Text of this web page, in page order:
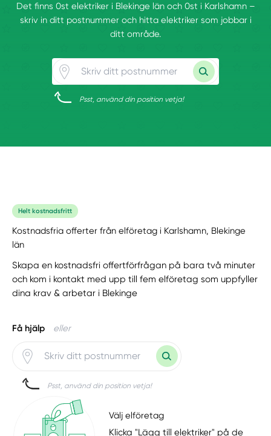
Det finns 0st elektriker i Blekinge län och 0st i Karlshamn –
skriv in ditt postnummer och hitta elektriker som jobbar i
ditt område.
Psst, använd din position vetja!
Helt kostnadsfritt
Kostnadsfria offerter från elföretag i Karlshamn, Blekinge
län
Skapa en kostnadsfri offertförfrågan på bara två minuter
och kom i kontakt med upp till fem elföretag som uppfyller
dina krav & arbetar i Blekinge
Få hjälp eller
Psst, använd din position vetja!
Välj elföretag
Klicka "Lägg till elektriker" på de